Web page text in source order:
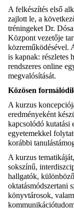
A felkészítés első
zajlott le, a
tréningeket Dr.
Központ vezetője
közreműködésével.
is kapnak: részletes
rendszeres online
megvalósítását.
Közösen
A kurzus
eredményeként
kapcsolódó kutatási
egyetemekkel
korábbi
A kurzus
sokszínű,
hallgatók,
oktatásmódszertani
könyvtárosok,